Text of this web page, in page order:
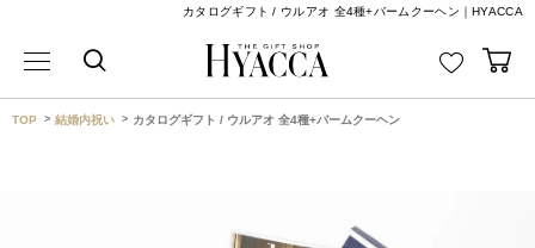
カタログギフト / ウルアオ 全4種+バームクーヘン｜HYACCA
TOP 結婚内祝い カタログギフト / ウルアオ 全4種+バームクーヘン